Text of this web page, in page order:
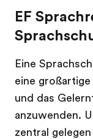
EF
Eine
eine
und das
anzuwenden.
zentral